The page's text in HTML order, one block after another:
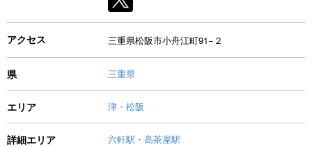
アクセス 三重県松阪市小舟江町91−２
県 三重県
エリア 津・松阪
詳細エリア 六軒駅・高茶屋駅